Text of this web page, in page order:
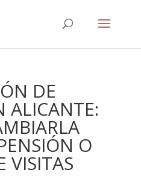
DE
ALICANTE:
O
VISITAS